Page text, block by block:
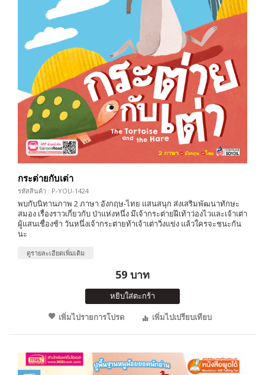
กระต่ายกับเต่า
รหัสสินค้า : P-YOU-1424
พบกับนิทานภาพ 2 ภาษา อังกฤษ-ไทย แสนสนุก ส่งเสริมพัฒนาทักษะ
สมอง เรื่องราวเกี่ยวกับ ป่าแห่งหนึ่ง มีเจ้ากระต่ายฝีเท้าว่องไวและเจ้าเต่า
ผู้แสนเชื่องช้า วันหนึ่งเจ้ากระต่ายท้าเจ้าเต่าวิ่งแข่ง แล้วใครจะชนะกัน
นะ
ดูรายละเอียดเพิ่มเติม
59 บาท
หยิบใส่ตะกร้า
เพิ่มไปรายการโปรด
เพิ่มไปเปรียบเทียบ